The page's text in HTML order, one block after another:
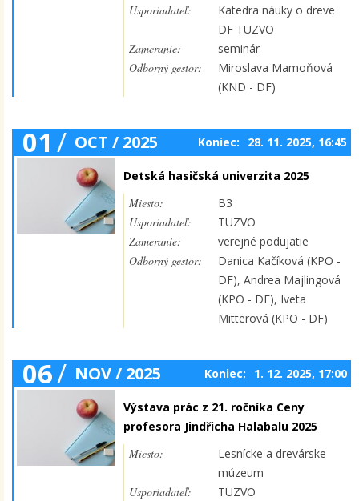
Usporiadateľ:
Katedra náuky o dreve
DF TUZVO
Zameranie:
seminár
Odborný gestor:
Miroslava Mamoňová
(KND - DF)
01 / OCT / 2025 Koniec: 28. 11. 2025, 16:45
Detská hasičská univerzita 2025
Miesto:
B3
Usporiadateľ:
TUZVO
Zameranie:
verejné podujatie
Odborný gestor:
Danica Kačíková (KPO -
DF), Andrea Majlingová
(KPO - DF), Iveta
Mitterová (KPO - DF)
06/ NOV / 2025 Koniec: 1. 12. 2025, 17:00
Výstava prác z 21. ročníka Ceny
profesora Jindřicha Halabalu 2025
Miesto:
Lesnícke a drevárske
múzeum
Usporiadateľ:
TUZVO